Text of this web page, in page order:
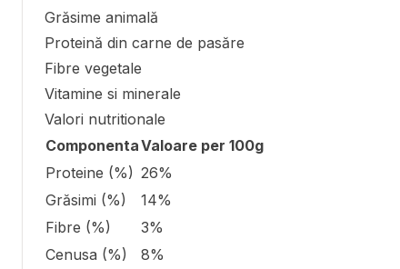
Grăsime animală
Proteină din carne de pasăre
Fibre vegetale
Vitamine si minerale
Valori nutritionale
ComponentaValoare per 100g
Proteine (%) 26%
Grăsimi (%)
14%
Fibre (%)
3%
Cenusa (%)
8%